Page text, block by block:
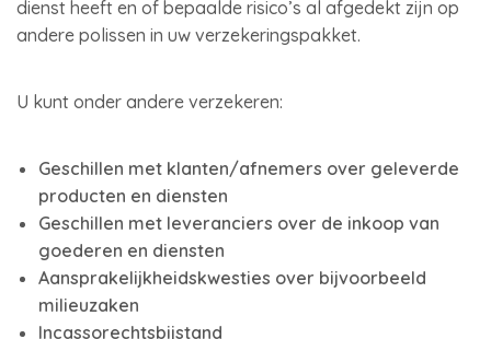
dienst heeft en of bepaalde risico’s al afgedekt zijn op
andere polissen in uw verzekeringspakket.
U kunt onder andere verzekeren:
Geschillen met klanten/afnemers over geleverde
producten en diensten
Geschillen met leveranciers over de inkoop van
goederen en diensten
Aansprakelijkheidskwesties over bijvoorbeeld
milieuzaken
Incassorechtsbijstand